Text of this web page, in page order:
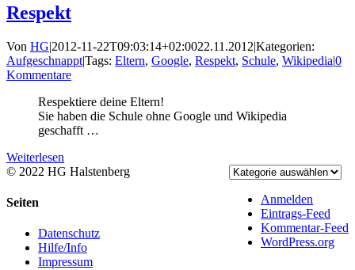
Respekt
Von HG|2012-11-22T09:03:14+02:0022.11.2012|Kategorien:
Aufgeschnappt|Tags: Eltern, Google, Respekt, Schule, Wikipedia|0
Kommentare
Respektiere deine Eltern!
Sie haben die Schule ohne Google und Wikipedia
geschafft …
Weiterlesen
Anmelden
Eintrags-Feed
Kommentar-Feed
WordPress.org
© 2022 HG Halstenberg
Toggle
Area
Seiten
Datenschutz
Hilfe/Info
Impressum